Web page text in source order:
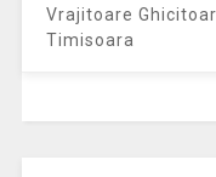
Vrajitoare
Timisoara